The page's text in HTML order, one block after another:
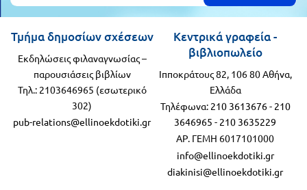
Κεντρικά γραφεία -
βιβλιοπωλείο
Ιπποκράτους 82, 106 80 Αθήνα,
Ελλάδα
Τηλέφωνα: 210 3613676- 210
3646965 - 210 3635229
ΑΡ. ΓΕΜΗ 6017101000
info@ellinoekdotiki.gr
diakinisi@ellinoekdotiki.gr
Τμήμα δημοσίων σχέσεων
Εκδηλώσεις φιλαναγνωσίας –
παρουσιάσεις βιβλίων
Τηλ.: 2103646965 (εσωτερικό
302)
pub-relations@ellinoekdotiki.gr